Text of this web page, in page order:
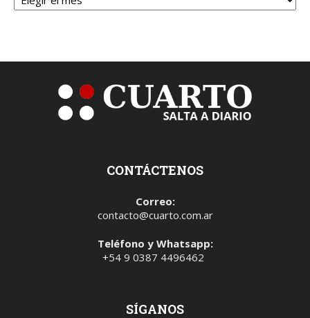
CONTÁCTENOS
Correo:
contacto@cuarto.com.ar
Teléfono y Whatsapp:
+54 9 0387 4496462
SÍGANOS